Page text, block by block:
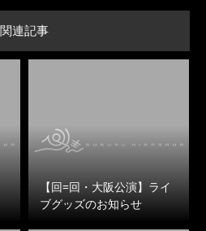
関連記事
【回=回・大阪公演】ライ
ブグッズのお知らせ